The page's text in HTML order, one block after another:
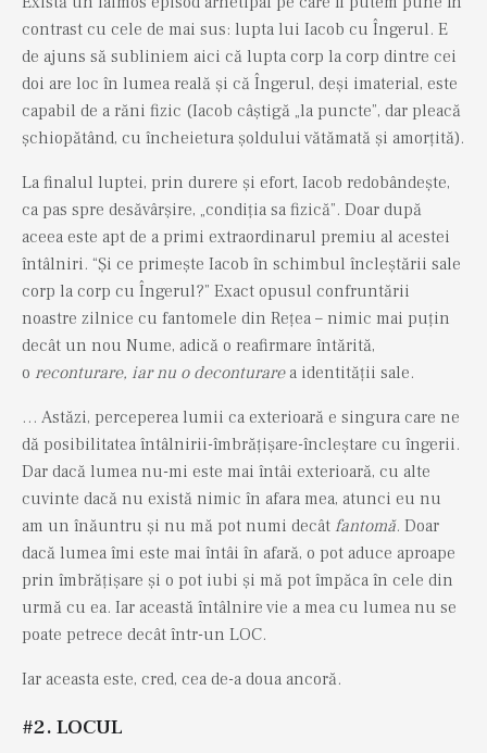
contrast cu cele de mai sus: lupta lui Iacob cu Îngerul. E
de ajuns să subliniem aici că lupta corp la corp dintre cei
doi are loc în lumea reală și că Îngerul, deși imaterial, este
capabil de a răni fizic (Iacob câștigă „la puncte”, dar pleacă
șchiopătând, cu încheietura șoldului vătămată și amorțită).
La finalul luptei, prin durere și efort, Iacob redobândește,
ca pas spre desăvârșire, „condiția sa fizică”. Doar după
aceea este apt de a primi extraordinarul premiu al acestei
întâlniri. “Și ce primește Iacob în schimbul încleștării sale
corp la corp cu Îngerul?” Exact opusul confruntării
noastre zilnice cu fantomele din Rețea – nimic mai puțin
decât un nou Nume, adică o reafirmare întărită,
o reconturare, iar nu o deconturarea identității sale.
… Astăzi, perceperea lumii ca exterioară e singura care ne
dă posibilitatea întâlnirii-îmbrățișare-încleștare cu îngerii.
Dar dacă lumea nu-mi este mai întâi exterioară, cu alte
cuvinte dacă nu există nimic în afara mea, atunci eu nu
am un înăuntru și nu mă pot numi decât fantomă. Doar
dacă lumea îmi este mai întâi în afară, o pot aduce aproape
prin îmbrățișare și o pot iubi și mă pot împăca în cele din
urmă cu ea. Iar această întâlnire vie a mea cu lumea nu se
poate petrece decât într-un LOC.
Iar aceasta este, cred, cea de-a doua ancoră.
#2. LOCUL